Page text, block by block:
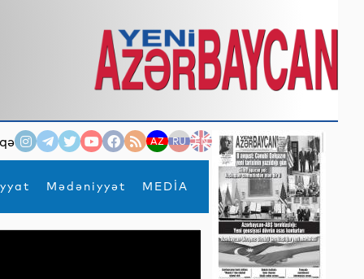
AZ RU EN
Mədəniyyət MEDİA
×